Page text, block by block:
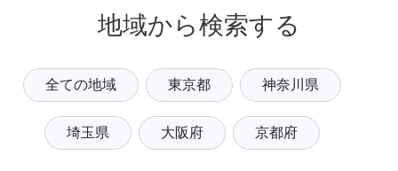
地域から検索する
全ての地域 東京都 神奈川県
埼玉県 大阪府 京都府